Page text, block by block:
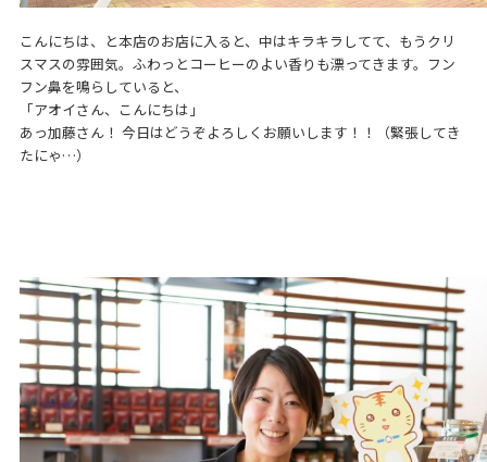
こんにちは、と本店のお店に入ると、中はキラキラしてて、もうクリ
スマスの雰囲気。ふわっとコーヒーのよい香りも漂ってきます。フン
フン鼻を鳴らしていると、
「アオイさん、こんにちは」
あっ加藤さん！ 今日はどうぞよろしくお願いします！！（緊張してき
たにゃ…）